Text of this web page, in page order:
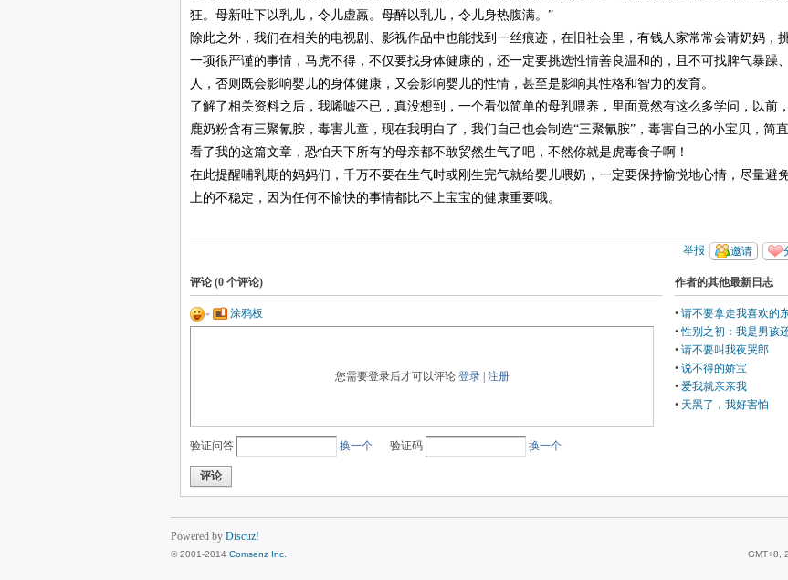
狂。母新吐下以乳儿，令儿虚羸。母醉以乳儿，令儿身热腹满。”
除此之外，我们在相关的电视剧、影视作品中也能找到一丝痕迹，在旧社会里，有钱人家常常会请奶妈，
一项很严谨的事情，马虎不得，不仅要找身体健康的，还一定要挑选性情善良温和的，且不可找脾气暴躁
人，否则既会影响婴儿的身体健康，又会影响婴儿的性情，甚至是影响其性格和智力的发育。
了解了相关资料之后，我唏嘘不已，真没想到，一个看似简单的母乳喂养，里面竟然有这么多学问，以前
鹿奶粉含有三聚氰胺，毒害儿童，现在我明白了，我们自己也会制造“三聚氰胺”，毒害自己的小宝贝，简直
看了我的这篇文章，恐怕天下所有的母亲都不敢贸然生气了吧，不然你就是虎毒食子啊！
在此提醒哺乳期的妈妈们，千万不要在生气时或刚生完气就给婴儿喂奶，一定要保持愉悦地心情，尽量避
上的不稳定，因为任何不愉快的事情都比不上宝宝的健康重要哦。
邀请
举报
作者的其他最新日志
•请不要拿走我喜欢的
•性别之初：我是男孩
•请不要叫我夜哭郎
•说不得的娇宝
•爱我就亲亲我
• 天黑了，我好害怕
评论 (0 个评论)
涂鸦板
您需要登录后才可以评论 登录| 注册
验证问答 换一个 验证码 换一个
评论
GMT+8,
Powered by Discuz!
© 2001-2014 Comsenz Inc.